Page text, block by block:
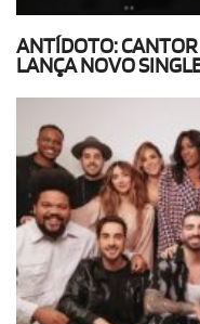
ANTÍDOTO:
LANÇA NOVO